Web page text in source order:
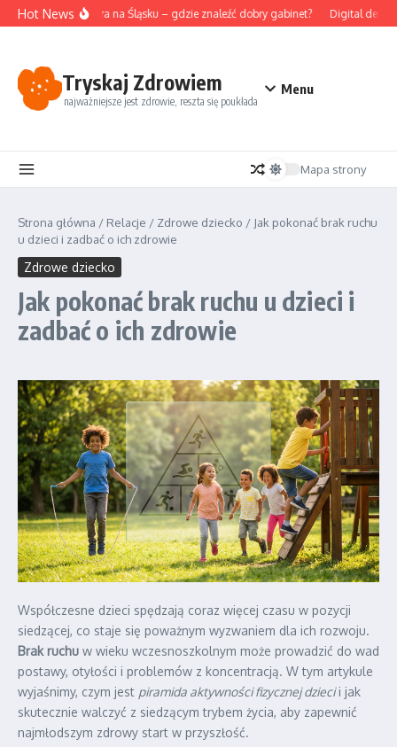
Przejdź do treści
Hot News
Akupunktura na Śląsku – gdzie znaleźć dobry gabinet? Digital detox i
Tryskaj Zdrowiem
najważniejsze jest zdrowie, reszta się poukłada
Menu
Mapa strony
Strona główna / Relacje / Zdrowe dziecko / Jak pokonać brak ruchu
u dzieci i zadbać o ich zdrowie
Zdrowe dziecko
Jak pokonać brak ruchu u dzieci i
zadbać o ich zdrowie
Współczesne dzieci spędzają coraz więcej czasu w pozycji
siedzącej, co staje się poważnym wyzwaniem dla ich rozwoju.
Brak ruchu w wieku wczesnoszkolnym może prowadzić do wad
postawy, otyłości i problemów z koncentracją. W tym artykule
wyjaśnimy, czym jest piramida aktywności fizycznej dziecii jak
skutecznie walczyć z siedzącym trybem życia, aby zapewnić
najmłodszym zdrowy start w przyszłość.